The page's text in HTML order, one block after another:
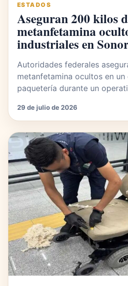
ESTADOS
Aseguran 200 kilos
metanfetamina
industriales en
Autoridades federales
metanfetamina ocultos en un
paquetería durante un
29 de julio de 2026